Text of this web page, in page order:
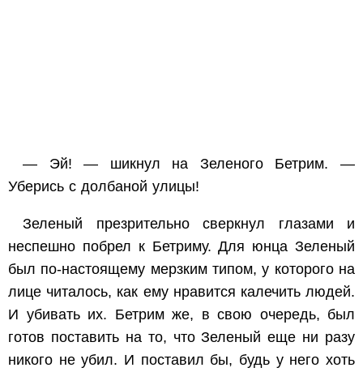
— Эй! — шикнул на Зеленого Бетрим. —
Уберись с долбаной улицы!
Зеленый презрительно сверкнул глазами и
неспешно побрел к Бетриму. Для юнца Зеленый
был по-настоящему мерзким типом, у которого на
лице читалось, как ему нравится калечить людей.
И убивать их. Бетрим же, в свою очередь, был
готов поставить на то, что Зеленый еще ни разу
никого не убил. И поставил бы, будь у него хоть